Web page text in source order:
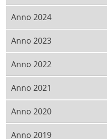
Anno 2024
Anno 2023
Anno 2022
Anno 2021
Anno 2020
Anno 2019